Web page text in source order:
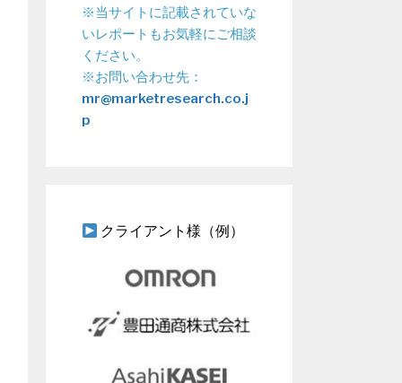
※当サイトに記載されていな
いレポートもお気軽にご相談
ください。
※お問い合わせ先：
mr@marketresearch.co.j
p
クライアント様（例）